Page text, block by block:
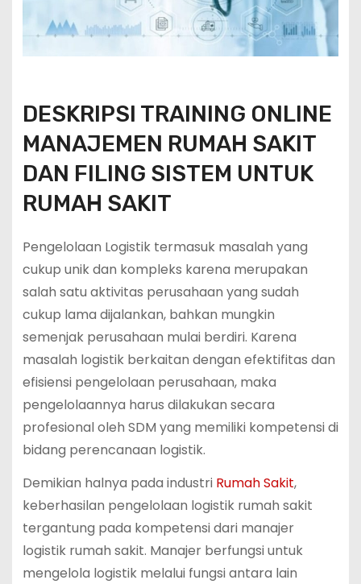
DESKRIPSI TRAINING ONLINE
MANAJEMEN RUMAH SAKIT
DAN FILING SISTEM UNTUK
RUMAH SAKIT
Pengelolaan Logistik termasuk masalah yang
cukup unik dan kompleks karena merupakan
salah satu aktivitas perusahaan yang sudah
cukup lama dijalankan, bahkan mungkin
semenjak perusahaan mulai berdiri. Karena
masalah logistik berkaitan dengan efektifitas dan
efisiensi pengelolaan perusahaan, maka
pengelolaannya harus dilakukan secara
profesional oleh SDM yang memiliki kompetensi di
bidang perencanaan logistik.
Demikian halnya pada industri Rumah Sakit,
keberhasilan pengelolaan logistik rumah sakit
tergantung pada kompetensi dari manajer
logistik rumah sakit. Manajer berfungsi untuk
mengelola logistik melalui fungsi antara lain